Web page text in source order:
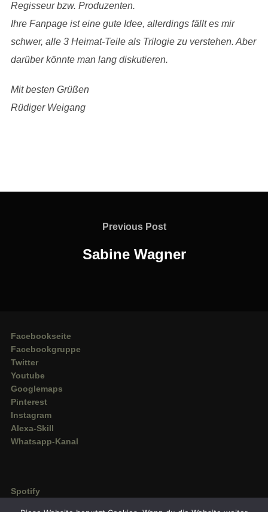
Regisseur bzw. Produzenten.
Ihre Fanpage ist eine gute Idee, allerdings fällt es mir
schwer, alle 3 Heimat-Teile als Trilogie zu verstehen. Aber
darüber könnte man lang diskutieren.
Mit besten Grüßen
Rüdiger Weigang
Previous
Previous Post
Sabine Wagner
Facebookseite
Facebookgruppe
Twitter
Youtube
Googlemaps
Pinterest
Instagram
Alexa-Skill
Whatsapp-Kanal
Spotify